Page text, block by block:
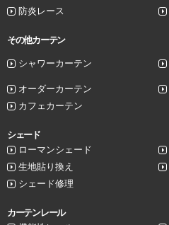
防炎レース
その他カーテン
シャワーカーテン
オーダーカーテン
カフェカーテン
シェード
ローマンシェード
生地貼り換え
シェード修理
カーテンレール